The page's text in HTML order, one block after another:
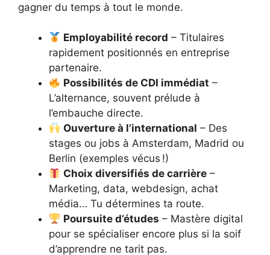
gagner du temps à tout le monde.
Employabilité record – Titulaires
rapidement positionnés en entreprise
partenaire.
Possibilités de CDI immédiat –
L’alternance, souvent prélude à
l’embauche directe.
Ouverture à l’international – Des
stages ou jobs à Amsterdam, Madrid ou
Berlin (exemples vécus !)
Choix diversifiés de carrière –
Marketing, data, webdesign, achat
média… Tu détermines ta route.
Poursuite d’études – Mastère digital
pour se spécialiser encore plus si la soif
d’apprendre ne tarit pas.